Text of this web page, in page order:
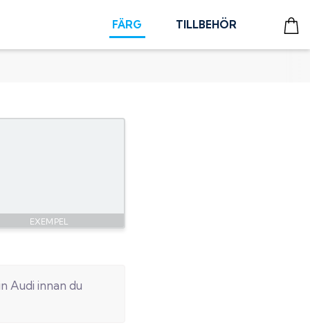
FÄRG TILLBEHÖR
Audi innan du